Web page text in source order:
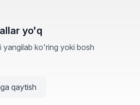
yo'q
yangilab ko'ring yoki bosh
qaytish